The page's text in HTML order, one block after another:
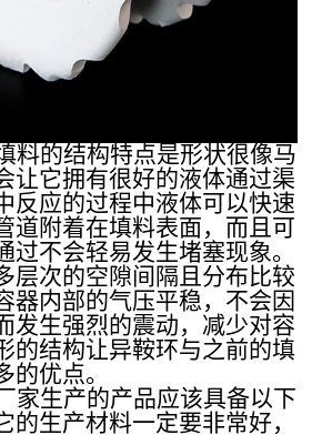
料的结构特点是形状很像马
让它拥有很好的液体通过渠
反应的过程中液体可以快速
道附着在填料表面，而且可
过不会轻易发生堵塞现象。
层次的空隙间隔且分布比较
器内部的气压平稳，不会因
发生强烈的震动，减少对容
的结构让异鞍环与之前的填
的优点。
家生产的产品应该具备以下
的生产材料一定要非常好，